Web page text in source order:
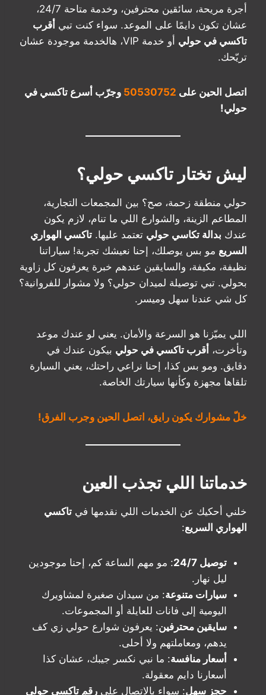
أجرة مريحة، سائقين محترفين، وخدمة متاحة 24/7،
عشان تكون دايمًا على الموعد. سواء كنت تبي أقرب
تاكسي في حولي
أو خدمة VIP، هالخدمة موجودة عشان
تريّحك.
اتصل الحين على 50530752 وجرّب أسرع تاكسي في
حولي!
ليش تختار تاكسي حولي؟
حولي منطقة زحمة، صح؟ بين المجمعات التجارية،
المطاعم الزينة، والشوارع اللي ما تنام، لازم يكون
عندك بدالة تكاسي حولي تعتمد عليها. تاكسي الهواري
السريع مو بس يوصلك، إحنا نعيشك تجربة! سياراتنا
نظيفة، مكيفة، والسايقين عندهم خبرة يعرفون كل زاوية
بحولي. تبي توصيلة لميدان حولي؟ ولا مشوار للفروانية؟
كل شي عندنا سهل وميسر.
اللي يميّزنا هو السرعة والأمان. يعني لو عندك موعد
وتأخرت، أقرب تاكسي في حولي بيكون عندك في
دقايق. ومو بس كذا، إحنا نراعي راحتك، يعني السيارة
تلقاها مجهزة وكأنها سيارتك الخاصة.
خلّ مشوارك يكون رايق، اتصل الحين وجرب الفرق!
خدماتنا اللي تجذب العين
خلني أحكيك عن الخدمات اللي نقدمها في تاكسي
الهواري السريع:
توصيل 24/7
: مو مهم الساعة كم، إحنا موجودين
ليل نهار.
سيارات متنوعة: من سيدان صغيرة لمشاويرك
اليومية إلى فانات للعايلة أو المجموعات.
سايقين محترفين: يعرفون شوارع حولي زي كف
يدهم، ومعاملتهم ولا أحلى.
أسعار منافسة: ما نبي نكسر جيبك، عشان كذا
أسعارنا دايم معقولة.
حجز سهل: سواء بالاتصال على رقم تاكسي حولي